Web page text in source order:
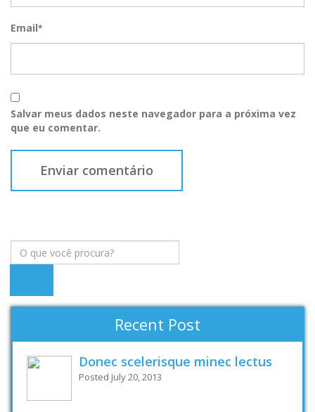
Email*
Salvar meus dados neste navegador para a próxima vez
que eu comentar.
Recent Post
Donec scelerisque minec lectus
Posted July 20, 2013